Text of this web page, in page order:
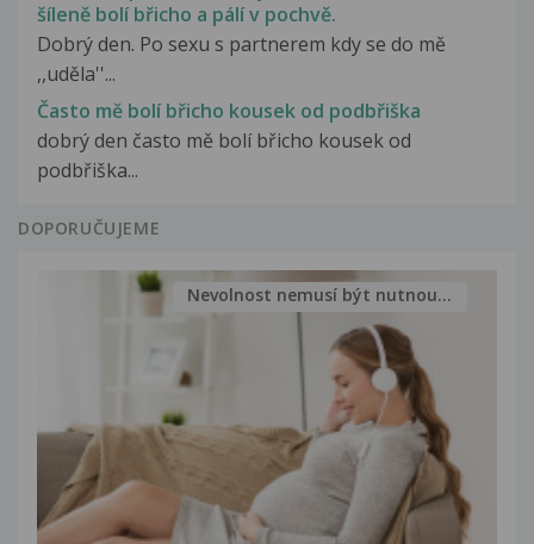
šíleně bolí břicho a pálí v pochvě.
Dobrý den. Po sexu s partnerem kdy se do mě
,,uděla''...
Často mě bolí břicho kousek od podbřiška
dobrý den často mě bolí břicho kousek od
podbřiška...
DOPORUČUJEME
Nevolnost nemusí být nutnou...